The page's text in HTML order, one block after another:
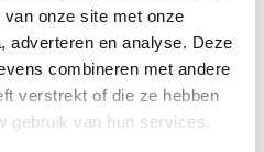
onze site met onze
adverteren en analyse. Deze
combineren met andere
verstrekt of die ze hebben
gebruik van hun services.
bezuinigingen op
geschrapt, verder
extra geld
2026